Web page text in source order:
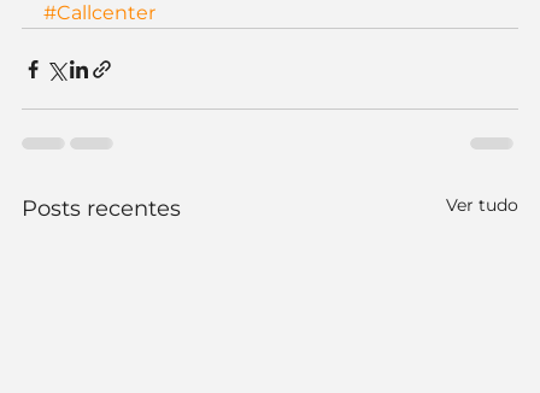
#Callcenter
Posts recentes Ver tudo